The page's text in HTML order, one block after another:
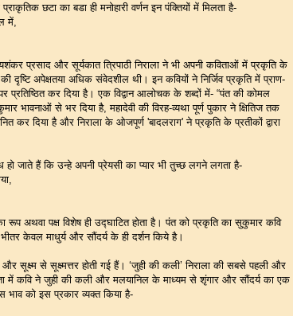
छटा का बडा ही मनोहारी वर्णन इन पंक्तियों में मिलता है-
में,
प्रसाद और सूर्यकात त्रिपाठी निराला ने भी अपनी कविताओं में प्रकृति के
दृष्टि अपेक्षतया अधिक संवेदशील थी। इन कवियों ने निर्जिव प्रकृति में प्राण-
प्रतिष्ठित कर दिया है। एक विद्वान आलोचक के शब्दों में- “पंत की कोमल
से भर दिया है, महादेवी की विरह-व्यथा पूर्ण पुकार ने क्षितिज तक
कर दिया है और निराला के ओजपूर्ण 'बादलराग' ने प्रकृति के प्रतीकों द्वारा
जाते हैं कि उन्हे अपनी प्रेयसी का प्यार भी तुच्छ लगने लगता है-
अथवा पक्ष विशेष ही उद्घाटित होता है। पंत को प्रकृति का सुकुमार कवि
केवल माधुर्य और सौंदर्य के ही दर्शन किये है।
सूक्ष्म से सूक्ष्मत्तर होती गई हैं। ‘जुही की कली’ निराला की सबसे पहली और
कवि ने जुही की कली और मलयानिल के माध्यम से शृंगार और सौंदर्य का एक
भाव को इस प्रकार व्यक्त किया है-